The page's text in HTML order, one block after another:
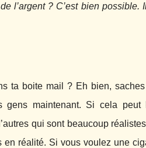
l’argent ? C’est bien
ta boite mail ? Eh bien,
maintenant. Si cela peut
qui sont beaucoup
réalité. Si vous voulez une